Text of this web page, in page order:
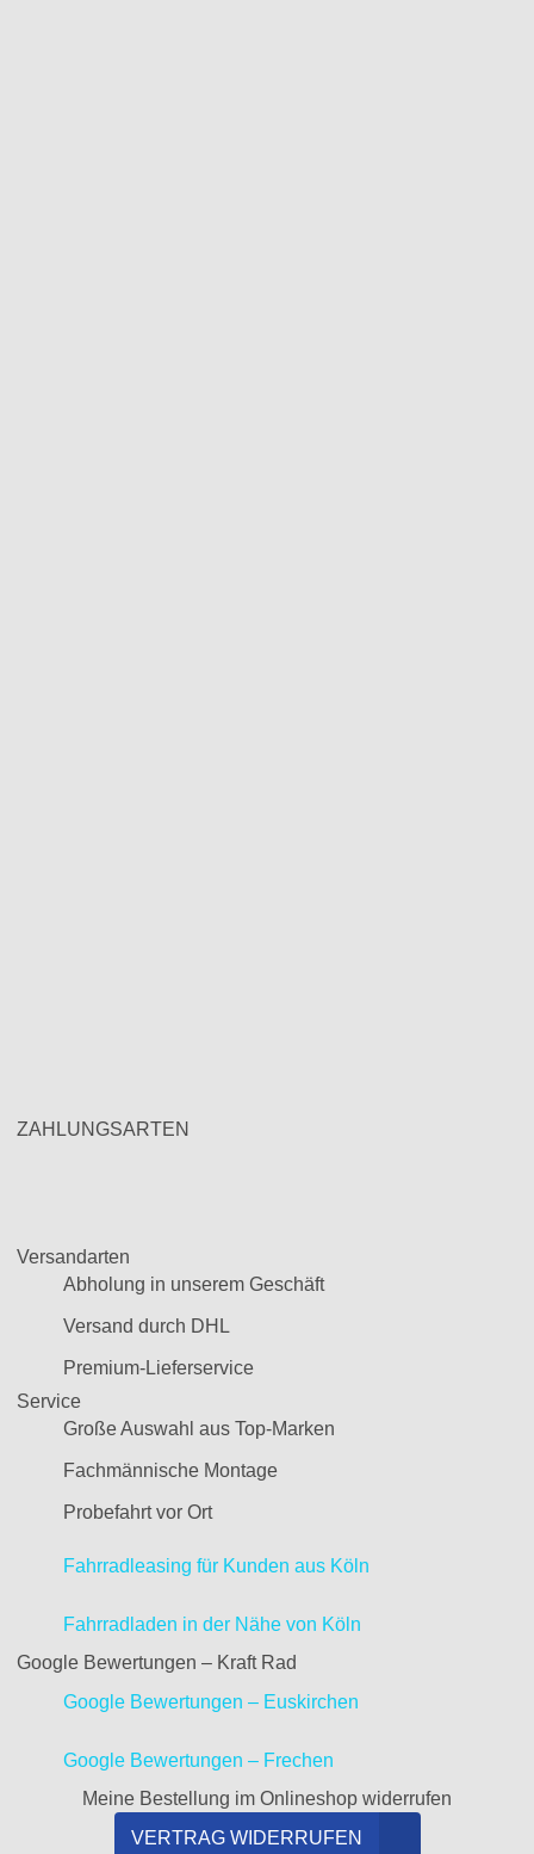
ZAHLUNGSARTEN
Versandarten
Abholung in unserem Geschäft
Versand durch DHL
Premium-Lieferservice
Service
Große Auswahl aus Top-Marken
Fachmännische Montage
Probefahrt vor Ort
Fahrradleasing für Kunden aus Köln
Fahrradladen in der Nähe von Köln
Google Bewertungen – Kraft Rad
Google Bewertungen – Euskirchen
Google Bewertungen – Frechen
Meine Bestellung im Onlineshop widerrufen
VERTRAG WIDERRUFEN